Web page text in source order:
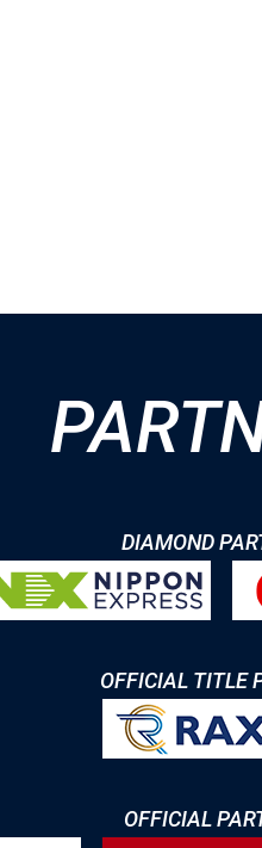
DIAMOND
OFFICIAL TITLE
OFFICIAL